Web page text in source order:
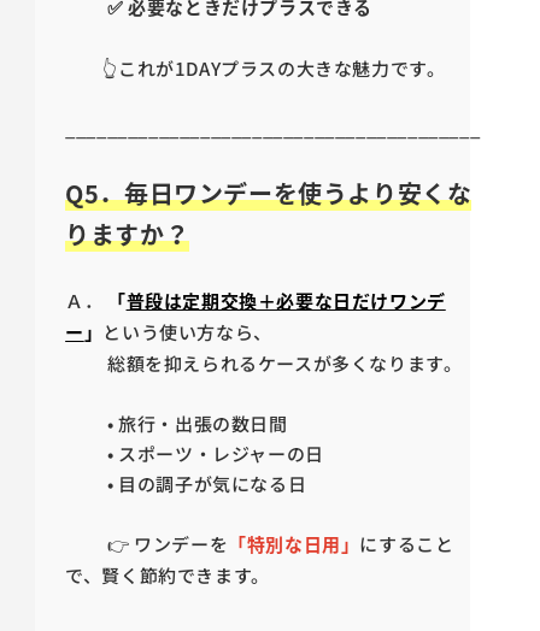
✅ 必要なときだけプラスできる
👆これが1DAYプラスの大きな魅力です。
Q5．毎日ワンデーを使うより安くな
りますか？
Ａ． 「普段は定期交換＋必要な日だけワンデ
ー 」 という使い方なら、
総額を抑えられるケースが多くなります。
• 旅行・出張の数日間
• スポーツ・レジャーの日
• 目の調子が気になる日
👉 ワンデーを 「特別な日用」 にすること
で、賢く節約できます。